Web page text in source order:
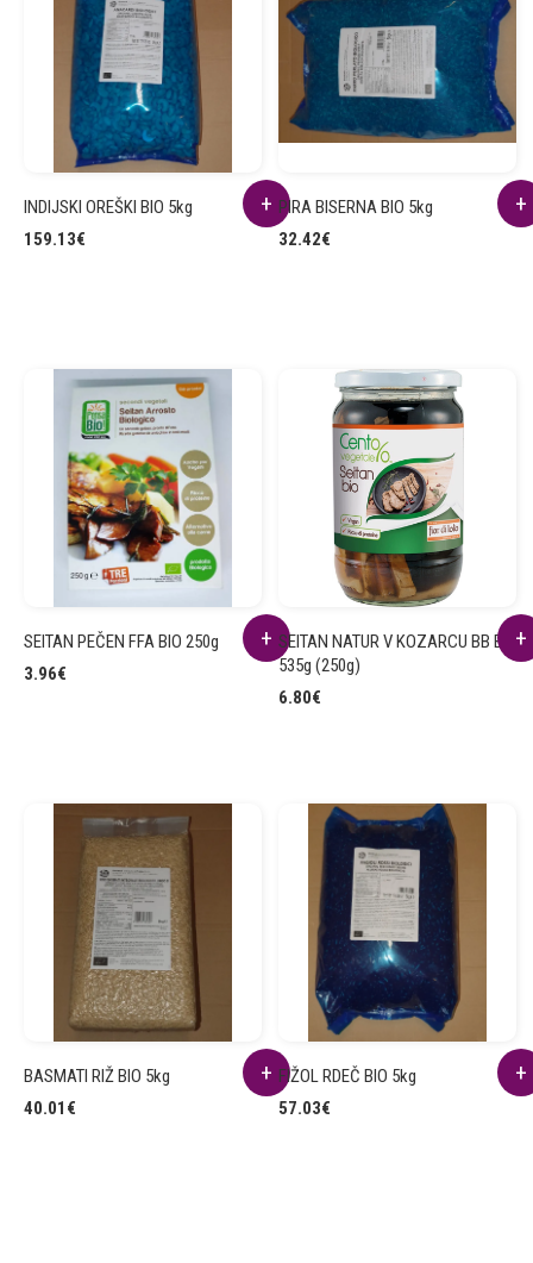
INDIJSKI OREŠKI BIO 5kg
159.13€
PIRA BISERNA BIO 5kg
32.42€
SEITAN PEČEN FFA BIO 250g
3.96€
SEITAN NATUR V KOZARCU BB BIO
535g (250g)
6.80€
BASMATI RIŽ BIO 5kg
40.01 €
FIŽOL RDEČ BIO 5kg
57.03€